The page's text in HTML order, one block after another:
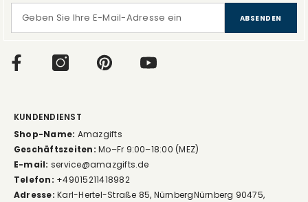
ABSENDEN
KUNDENDIENST
Shop-Name: Amazgifts
Geschäftszeiten:Mo–Fr 9:00–18:00 (MEZ)
E-mail: service@amazgifts.de
Telefon: +49015211418982
Adresse: Karl-Hertel-Straße 85, NürnbergNürnberg 90475,